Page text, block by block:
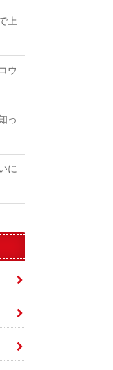
上
ウ
っ
に